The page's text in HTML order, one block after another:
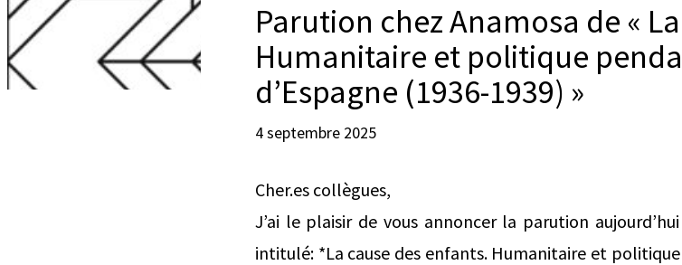
Parution chez Anamosa de «
Humanitaire et politique
d’Espagne (1936-1939) »
4 septembre 2025
Cher.es collègues,
J’ai le plaisir de vous annoncer la parution
intitulé: *La cause des enfants. Humanitaire et